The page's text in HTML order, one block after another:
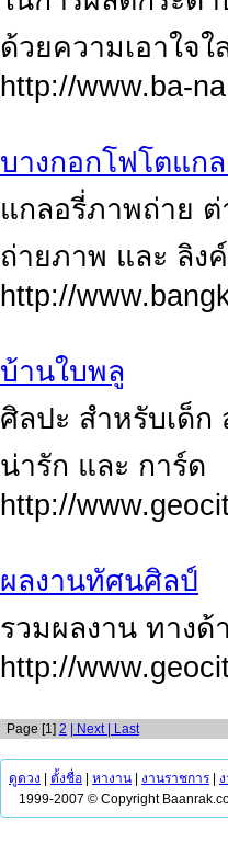
ด้วยความเอาใ
http://www.ba-
บางกอกโฟโตแก
แกลอรี่ภาพถ่าย
ถ่ายภาพ และ ลิง
http://
บ้านใบพลู
ศิลปะ สำหรับเด็
น่ารัก และ การ์ด
http://
ผลงานทัศนศิลป์
รวมผลงาน ทาง
http://
Page [1] 2 | Next | Last
ดูดวง ตั้งชื่อ หางาน งานราชการ
1999-2007 © Copyright